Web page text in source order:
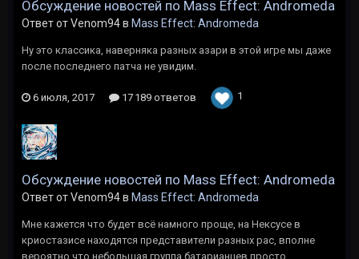
Обсуждение новостей по Mass Effect: Andromeda
Ответ от Venom94 в Mass Effect: Andromeda
Ну это классика, наверняка разных азари в этой игре мы даже
после последнего патча не увидим.
6 июля, 2017 17 189 ответов 1
Обсуждение новостей по Mass Effect: Andromeda
Ответ от Venom94 в Mass Effect: Andromeda
Мне кажется что будет всё намного проще, на Нексусе в
криостазисе находятся представители разных рас, вполне
вероятно что небольшая группа батарианцев просто...